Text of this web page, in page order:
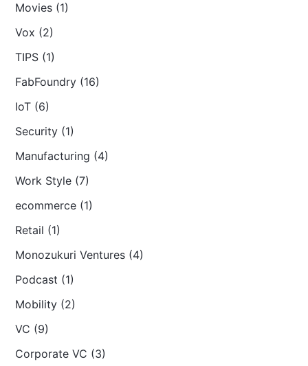
Movies (1)
Vox (2)
TIPS (1)
FabFoundry (16)
IoT (6)
Security (1)
Manufacturing (4)
Work Style (7)
ecommerce (1)
Retail (1)
Monozukuri Ventures (4)
Podcast (1)
Mobility (2)
VC (9)
Corporate VC (3)